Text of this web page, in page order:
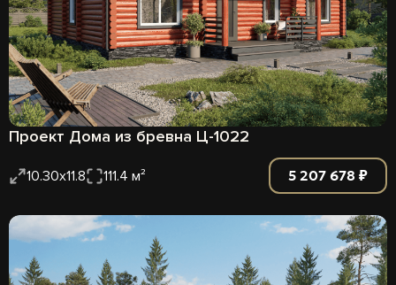
Проект Дома из бревна Ц-1022
10.30x11.8 111.4 м² 5 207 678 ₽